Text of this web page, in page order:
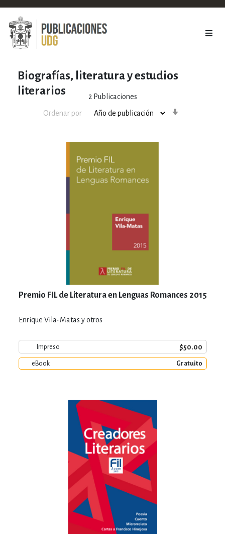
Biografías, literatura y estudios
literarios
2 Publicaciones
Ordenar por
Premio FIL de Literatura en Lenguas Romances 2015
Enrique Vila-Matas y otros
Impreso $50.00
eBook Gratuito